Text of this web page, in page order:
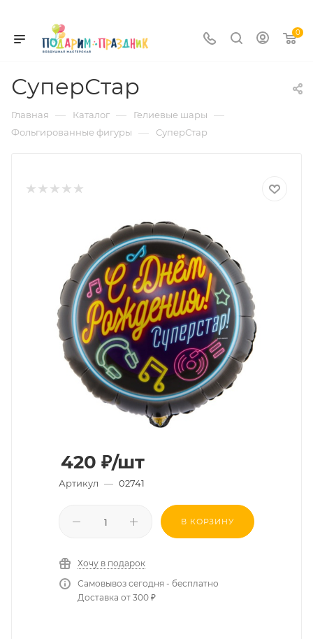
0
СуперСтар
Главная — Каталог — Гелиевые шары —
Фольгированные фигуры — СуперСтар
420 ₽/шт
Артикул — 02741
В КОРЗИНУ
Хочу в подарок
Самовывоз сегодня - бесплатно
Доставка от 300 ₽